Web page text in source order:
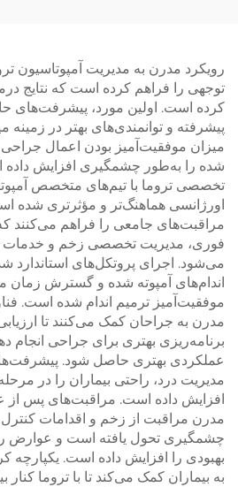
رویکرد مدرن به مدیریت آمپوتاسیون
توجهی را فراهم کرده است که نتایج
کرده است. اولین مورد، پیشرفت‌های
پیشرفته و توانمندی‌های بهتر در
میزان موفقیت‌آمیز بودن اعمال جراحی
شده را به‌طور چشمگیری افزایش داده
تخصصی تروما با تیم‌های متخصص
اورژانسی هماهنگ‌تر و مؤثرتری شده
مراقبت‌های جامعی را فراهم می‌کنند
فوری، مدیریت تخصصی زخم و خدمات
می‌شود. اجرای پروتکل‌های استاندارد
اندام‌های آمپوته شده و گسترش زمان
موفقیت‌آمیز ترمیم اندام شده است.
مدرن به جراحان کمک می‌کنند تا
برنامه‌ریزی بهتری برای جراحی انجام
عملکردی بهتری حاصل شود.
مدیریت درد، راحتی بیماران را در
افزایش داده است. مراقبت‌های پس
مدرن مراقبت از زخم و اقدامات
چشمگیری تحول یافته است و عوارض
بهبودی را افزایش داده است.
به بیماران کمک می‌کند تا با تروما کنار